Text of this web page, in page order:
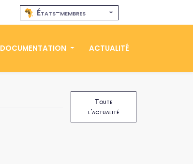
États-membres
DOCUMENTATION ACTUALITÉ
Toute
l'actualité